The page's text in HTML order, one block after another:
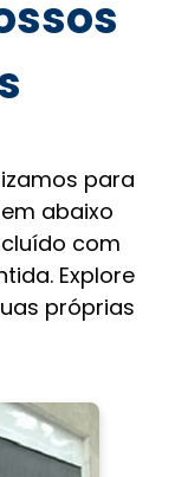
para
abaixo
com
Explore
próprias